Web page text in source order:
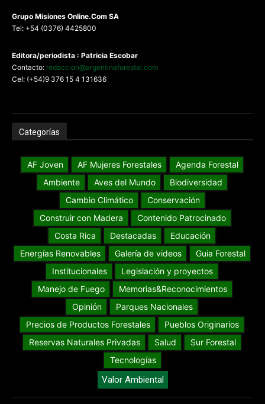
Grupo Misiones Online.Com SA
Tel: +54 (0376) 4425800
Editora/periodista : Patricia Escobar
Contacto: redaccion@argentinaforestal.com
Cel: (+54)9 376 15 4 131636
Categorías
AF Joven AF Mujeres Forestales
Agenda Forestal
Ambiente
Aves del Mundo
Biodiversidad
Cambio Climático
Conservación
Construir con Madera
Contenido Patrocinado
Costa Rica
Destacadas
Educación
Energías Renovables
Galería de videos
Guia Forestal
Institucionales
Legislación y proyectos
Manejo de Fuego
Memorias&Reconocimientos
Opinión
Parques Nacionales
Precios de Productos Forestales
Pueblos Originarios
Reservas Naturales Privadas
Salud
Sur Forestal
Tecnologías
Valor Ambiental